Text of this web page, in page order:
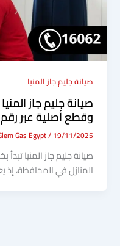
صيانة جليم جاز المنيا
صيانة جليم جاز
وقطع أصلية عبر رقم
Gas Egypt/19/11/2025
صيانة جليم جاز المنيا
المنازل في المحافظة،